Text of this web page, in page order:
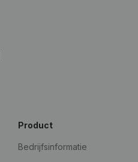
Product
Bedrijfsinformatie